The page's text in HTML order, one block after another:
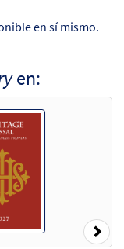
en sí mismo.
en: